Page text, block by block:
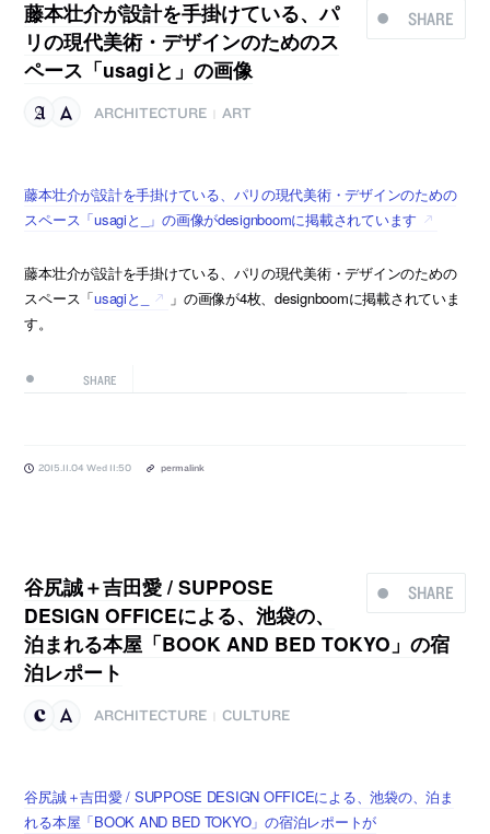
SHARE
藤本壮介が設計を手掛けている、パ
リの現代美術・デザインのためのス
ペース「usagiと」の画像
ARCHITECTURE ART
藤本壮介が設計を手掛けている、パリの現代美術・デザインのための
スペース「usagiと_」の画像がdesignboomに掲載されています
藤本壮介が設計を手掛けている、パリの現代美術・デザインのための
スペース「usagiと_
」の画像が4枚、designboomに掲載されていま
す。
SHARE
2015.11.04 Wed 11:50 permalink
SHARE
谷尻誠＋吉田愛 / SUPPOSE
DESIGN OFFICEによる、池袋の、
泊まれる本屋「BOOK AND BED TOKYO」の宿
泊レポート
ARCHITECTURE CULTURE
谷尻誠＋吉田愛 / SUPPOSE DESIGN OFFICEによる、池袋の、泊ま
れる本屋「BOOK AND BED TOKYO」の宿泊レポートが